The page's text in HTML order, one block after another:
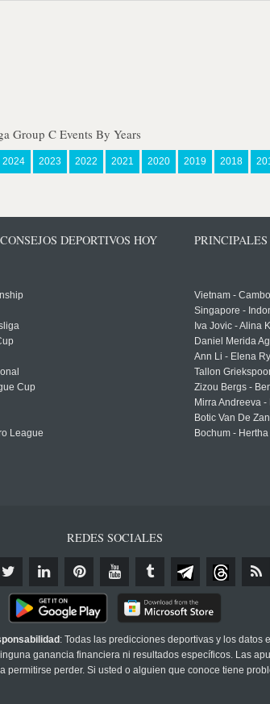
Group C Events By Years
2024 2023 2022 2021 2020 2019 2018
DEPORTIVOS HOY
Cup
League
Vietnam -
Singapore -
Iva Jovic - Alina
Daniel Merida
Ann Li - Elena
Tallon
Zizou Bergs -
Mirra Andreeva
Botic Van De
Bochum -
REDES SOCIALES
: Todas las predicciones deportivas y los datos
ganancia financiera ni resultados específicos. Las
permitirse perder. Si usted o alguien que conoce tiene